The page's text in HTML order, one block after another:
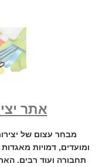
אתר
מבחר עצום של
ומועדים, דמויות
תחבורה ועוד רבים.